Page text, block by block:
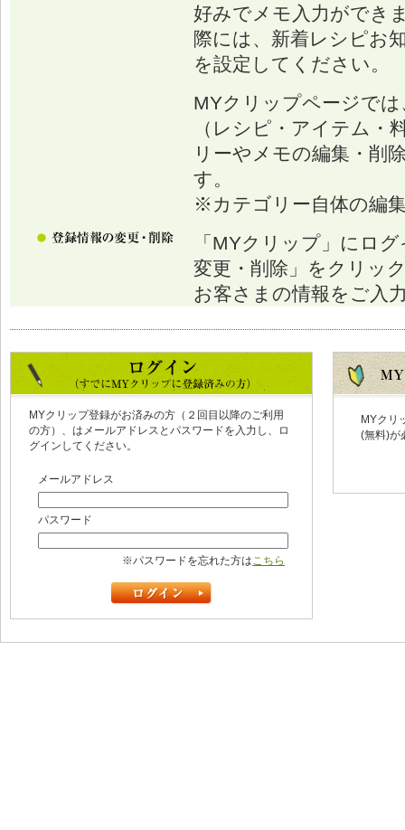
好みでメモ入力ができ
際には、新着レシピお
を設定してください。
MYクリップページで
（レシピ・アイテム・
リーやメモの編集・削
す。
※カテゴリー自体の編
「MYクリップ」にロ
変更・削除」をクリッ
お客さまの情報をご入
MYクリップ登録がお済みの方（２回目以降のご利用
の方）、はメールアドレスとパスワードを入力し、ロ
グインしてください。
メールアドレス
パスワード
※パスワードを忘れた方はこちら
MYクリ
(無料)が